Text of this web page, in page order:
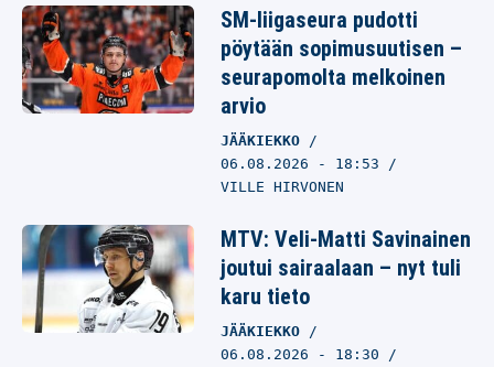
SM-liigaseura pudotti
pöytään sopimusuutisen –
seurapomolta melkoinen
arvio
JÄÄKIEKKO
06.08.2026 - 18:53
VILLE HIRVONEN
MTV: Veli-Matti Savinainen
joutui sairaalaan – nyt tuli
karu tieto
JÄÄKIEKKO
06.08.2026 - 18:30